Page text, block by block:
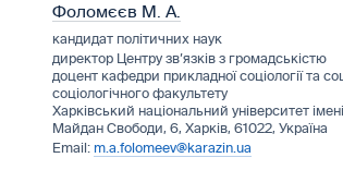
Фоломєєв М. А.
кандидат політичних наук
директор Центру зв’язків з громадськістю
доцент кафедри прикладної соціології та
соціологічного факультету
Харківський національний університет
Майдан Свободи, 6, Харків, 61022, Україна
m.a.folomeev@karazin.ua